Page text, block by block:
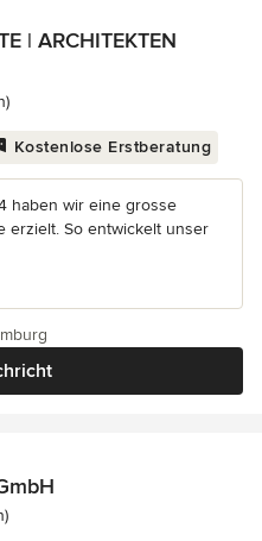
| ARCHITEKTEN
5 Sternen
Kostenlose Erstberatung
haben wir eine grosse
erzielt. So entwickelt unser
von 5 Sternen